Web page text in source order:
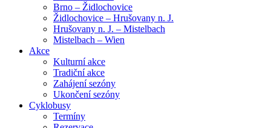
Brno – Židlochovice
Židlochovice – Hrušovany n. J.
Hrušovany n. J. – Mistelbach
Mistelbach – Wien
Akce
Kulturní akce
Tradiční akce
Zahájení sezóny
Ukončení sezóny
Cyklobusy
Termíny